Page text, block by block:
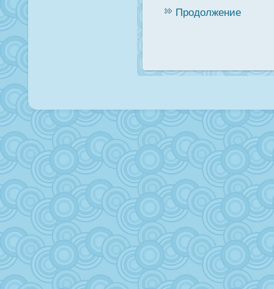
Продолжение